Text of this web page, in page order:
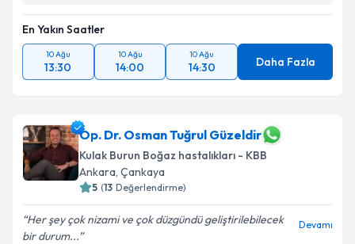
En Yakın Saatler
10 Ağu
13:30
10 Ağu
14:00
10 Ağu
14:30 Daha Fazla
Op. Dr. Osman Tuğrul Güzeldir
Kulak Burun Boğaz hastalıkları - KBB
Ankara, Çankaya
5 (13 Değerlendirme)
Her şey çok nizami ve çok düzgündü geliştirilebilecek
bir durum...
Devamı